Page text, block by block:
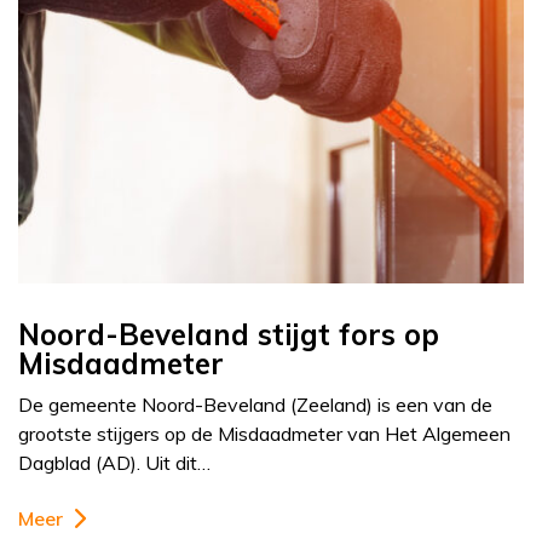
Noord-Beveland stijgt fors op
Misdaadmeter
De gemeente Noord-Beveland (Zeeland) is een van de
grootste stijgers op de Misdaadmeter van Het Algemeen
Dagblad (AD). Uit dit…
Meer